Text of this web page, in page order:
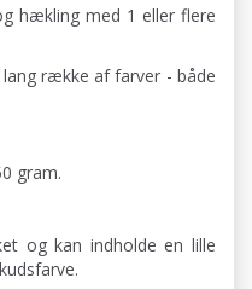
hækling med 1 eller flere
række af farver - både
gram.
og kan indholde en lille